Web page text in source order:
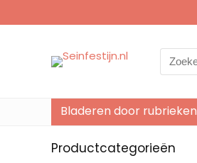
Search
for:
Bladeren door rubrieken
Productcategorieën